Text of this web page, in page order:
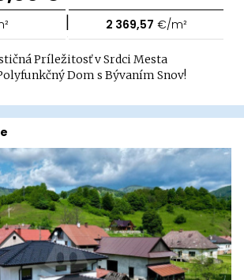
| 2 369,57 €/m²
Príležitosť v Srdci Mesta
Dom s Bývaním Snov!